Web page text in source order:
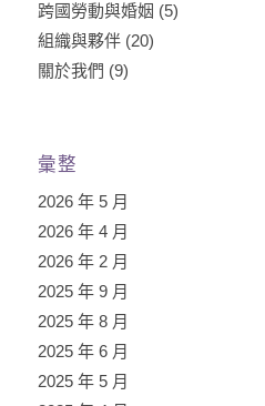
跨國勞動與婚姻 (5)
組織與夥伴(20)
關於我們 (9)
彙整
2026 年 5 月
2026 年 4 月
2026 年 2 月
2025 年 9 月
2025 年 8 月
2025 年 6 月
2025 年 5 月